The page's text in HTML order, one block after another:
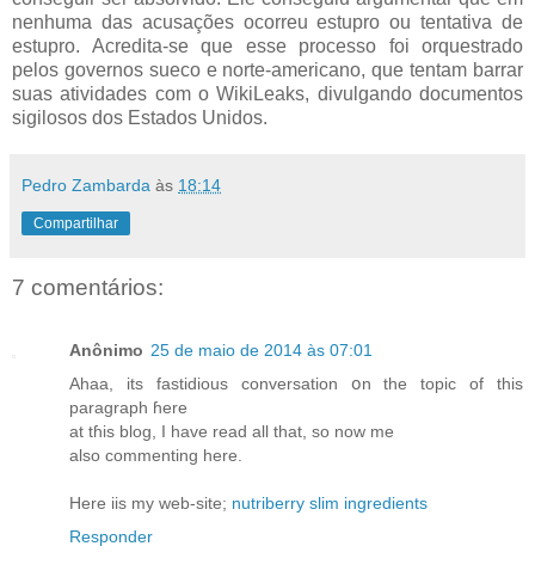
nenhuma das acusações ocorreu estupro ou tentativa de
estupro. Acredita-se que esse processo foi orquestrado
pelos governos sueco e norte-americano, que tentam barrar
suas atividades com o WikiLeaks, divulgando documentos
sigilosos dos Estados Unidos.
Pedro Zambarda às 18:14
Compartilhar
7 comentários:
Anônimo 25 de maio de 2014 às 07:01
Ahaa, its fastidious conversation օn the topic of thiѕ
paragraph ɦere
at tɦіs blog, I hаve read all that, ѕo now me
alѕo commenting hеre.
Hеrе iis my web-site; nutriberry slim ingredients
Responder